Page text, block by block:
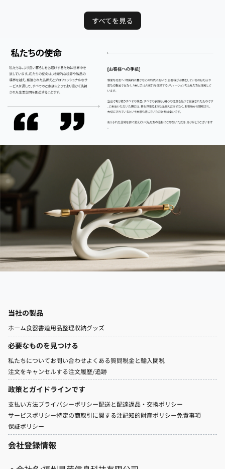
すべてを見る
当社の製品
ホーム食器書道用品整理収納グッズ
必要なものを見つける
私たちについてお問い合わせよくある質問税金と輸入関税
注文をキャンセルする注文履歷/追跡
政策とガイドラインです
支払い方法プライバシーポリシー配送と配達返品・交換ポリシー
サービスポリシー特定の商取引に関する注記知的財産ポリシー免責事項
保証ポリシー
会社登録情報